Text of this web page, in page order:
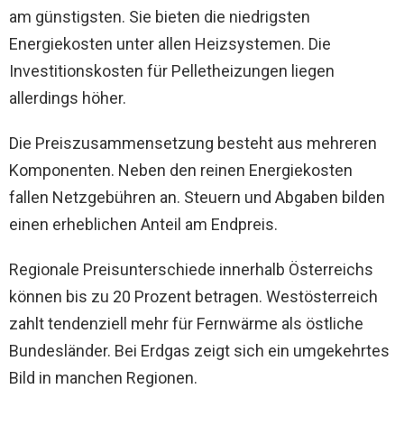
am günstigsten. Sie bieten die niedrigsten
Energiekosten unter allen Heizsystemen. Die
Investitionskosten für Pelletheizungen liegen
allerdings höher.
Die Preiszusammensetzung besteht aus mehreren
Komponenten. Neben den reinen Energiekosten
fallen Netzgebühren an. Steuern und Abgaben bilden
einen erheblichen Anteil am Endpreis.
Regionale Preisunterschiede innerhalb Österreichs
können bis zu 20 Prozent betragen. Westösterreich
zahlt tendenziell mehr für Fernwärme als östliche
Bundesländer. Bei Erdgas zeigt sich ein umgekehrtes
Bild in manchen Regionen.